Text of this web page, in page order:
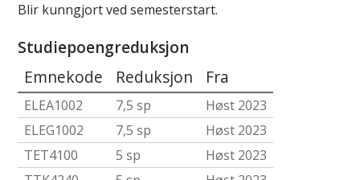
Blir kunngjort ved semesterstart.
Studiepoengreduksjon
Emnekode Reduksjon Fra
ELEA1002 7,5 sp
Høst 2023
ELEG1002
7,5 sp
Høst 2023
TET4100
5 sp
Høst 2023